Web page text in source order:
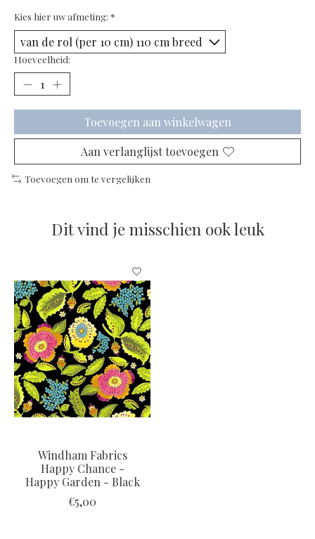
Kies hier uw afmeting: *
Hoeveelheid:
Toevoegen aan winkelwagen
Aan verlanglijst toevoegen
Toevoegen om te vergelijken
Dit vind je misschien ook leuk
Items van productcarrousel
Windham Fabrics
Happy Chance -
Happy Garden - Black
€5,00